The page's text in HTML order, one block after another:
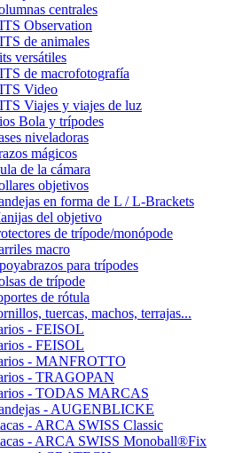
centrales
Observation
de animales
versátiles
de macrofotografía
Video
Viajes y viajes de luz
Bola y trípodes
niveladoras
mágicos
de la cámara
objetivos
en forma de L / L-Brackets
del objetivo
de trípode/monópode
macro
para trípodes
de trípode
de rótula
tuercas, machos, terrajas...
- FEISOL
- FEISOL
- MANFROTTO
- TRAGOPAN
- TODAS MARCAS
- AUGENBLICKE
- ARCA SWISS Classic
- ARCA SWISS Monoball®Fix